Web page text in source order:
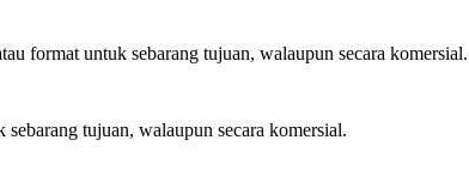
format untuk sebarang tujuan, walaupun secara komersial.
tujuan, walaupun secara komersial.